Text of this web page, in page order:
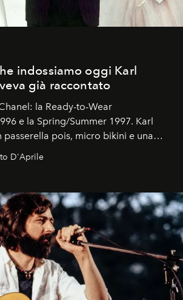
indossiamo oggi Karl
già raccontato
la Ready-to-Wear
e la Spring/Summer 1997. Karl
pois, micro bikini e una
per la spiaggia
una dietro l'altra. Trent'anni dopo,
più contemporanei che abbiamo.
D'Aprile